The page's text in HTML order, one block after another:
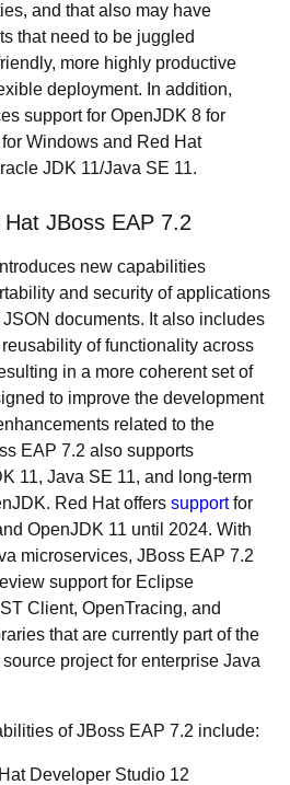
and that also may have
that need to be juggled
more highly productive
deployment. In addition,
support for OpenJDK 8 for
Windows and Red Hat
JDK 11/Java SE 11.
Hat JBoss EAP 7.2
new capabilities
and security of applications
documents. It also includes
of functionality across
in a more coherent set of
to improve the development
related to the
EAP 7.2 also supports
11, Java SE 11, and long-term
Red Hat offers supportfor
OpenJDK 11 until 2024. With
microservices, JBoss EAP 7.2
support for Eclipse
Client, OpenTracing, and
that are currently part of the
project for enterprise Java
of JBoss EAP 7.2 include:
Developer Studio 12